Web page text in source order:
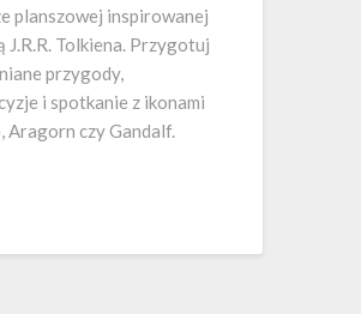
planszowej inspirowanej
J.R.R. Tolkiena. Przygotuj
przygody,
i spotkanie z ikonami
Aragorn czy Gandalf.